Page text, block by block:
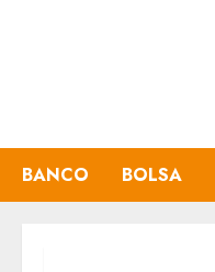
BANCO BOLSA